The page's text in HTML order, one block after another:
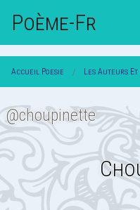
Poème-Fr
Accueil Poesie Les Auteurs Et
@choupinette